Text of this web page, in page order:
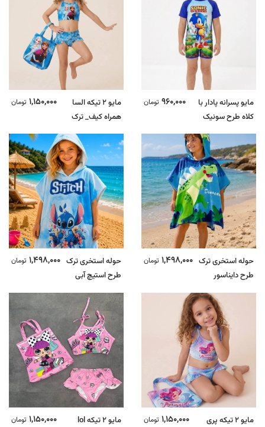
مایو پسرانه پادار با
کلاه طرح سونیک
960,000 تومان
مایو 2 تیکه السا
همراه کیف_ ترک
1,150,000 تومان
حوله استخری ترک
طرح دایناسور
1,498,000 تومان
حوله استخری ترک
طرح استیچ آبی
1,498,000 تومان
مایو 2 تیکه پری
1,150,000 تومان
مایو 2 تیکه lol
1,150,000 تومان